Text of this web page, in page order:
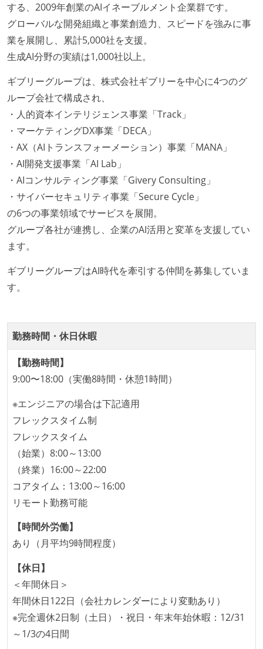
技術カルチャー
CTO またはそれに準じる、技術やワークフローの標準
化を行う役割の人・部門が存在する
ング部門の人間が経営に参加している
社外から登壇を依頼・指名を受けるようなエンジニア
が在籍している
エンジニアが自発的に外部のイベントやカンファレン
スに登壇している
最新技術を追いかけるための社内勉強会が定期開催さ
れ、参加者が自主的に参加している
Slack等で、最新技術の良し悪しをメンバーがよく会話
している
開発メンバーの裁量
ロントエンド、バックエンド、インフラといった役割
ユーザーのニーズや課題を理解するために、開発チー
ムのメンバーが、ユーザーインタビューに参加してい
る
OS やエディタ、IDE といった個人の環境は、各自の責
タスクの見積もりは、実装を担当するメンバーが中心
となって行う
全体のスケジュール管理は、途中の成果を随時確認し
ながら、納期または盛り込む機能を柔軟に調整する形
で行う
プロダクトの開発言語やフレームワークなど主要な構
成技術は、基本的に最新版より1年以上ビハインドし
ていない
コード品質向上のための取り組み
本番にデプロイされるコードには、全てコードレビュ
ーまたはペアプログラミングを実施している
「リファクタリングは随時行われるべき」という価値
観をメンバー全員が共有しており、日常的に実施して
いる
する、2009年創業のAIイネーブルメント企業群です。
グローバルな開発組織と事業創造力、スピードを強みに事
業を展開し、累計5,000社を支援。
生成AI分野の実績は1,000社以上。
ギブリーグループは、株式会社ギブリーを中心に4つのグ
ループ会社で構成され、
・人的資本インテリジェンス事業「Track」
・マーケティングDX事業「DECA」
・AX（AIトランスフォーメーション）事業「MANA」
・AI開発支援事業「AI Lab」
・AIコンサルティング事業「Givery Consulting」
・サイバーセキュリティ事業「Secure Cycle」
の6つの事業領域でサービスを展開。
グループ各社が連携し、企業のAI活用と変革を支援してい
ます。
ギブリーグループはAI時代を牽引する仲間を募集していま
す。
勤務時間・休日休暇
【勤務時間】
9:00〜18:00（実働8時間・休憩1時間）
※エンジニアの場合は下記適用
フレックスタイム制
フレックスタイム
（始業）8:00～13:00
（終業）16:00～22:00
コアタイム：13:00～16:00
リモート勤務可能
【時間外労働】
あり（月平均9時間程度）
【休日】
＜年間休日＞
年間休日122日（会社カレンダーにより変動あり）
※完全週休2日制（土日）・祝日・年末年始休暇：12/31
～1/3の4日間